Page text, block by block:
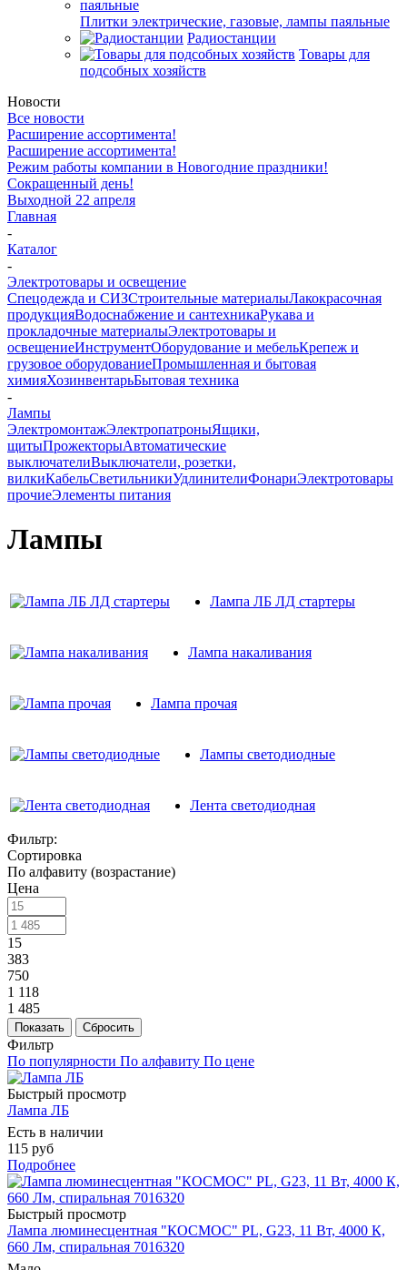
Плитки электрические, газовые, лампы паяльные
Радиостанции
Товары для
подсобных хозяйств
Новости
Все новости
Расширение ассортимента!
Расширение ассортимента!
Режим работы компании в Новогодние праздники!
Сокращенный день!
Выходной 22 апреля
Главная
-
Каталог
-
Электротовары и освещение
Спецодежда и СИЗСтроительные материалыЛакокрасочная
продукцияВодоснабжение и сантехникаРукава и
прокладочные материалыЭлектротовары и
освещениеИнструментОборудование и мебельКрепеж и
грузовое оборудованиеПромышленная и бытовая
химияХозинвентарьБытовая техника
-
Лампы
ЭлектромонтажЭлектропатроныЯщики,
щитыПрожекторыАвтоматические
выключателиВыключатели, розетки,
вилкиКабельСветильникиУдлинителиФонариЭлектротовары
прочиеЭлементы питания
Лампы
Лампа ЛБ ЛД стартеры
Лампа накаливания
Лампа прочая
Лампы светодиодные
Лента светодиодная
Фильтр:
Сортировка
По алфавиту (возрастание)
Цена
15
383
750
1 118
1 485
Показать Сбросить
Фильтр
По популярности По алфавиту По цене
Быстрый просмотр
Лампа ЛБ
Есть в наличии
115 руб
Подробнее
Быстрый просмотр
Лампа люминесцентная "КОСМОС" PL, G23, 11 Вт, 4000 К,
660 Лм, спиральная 7016320